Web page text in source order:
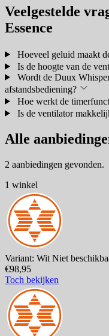
Veelgestelde
Essence
Hoeveel geluid maakt
Is de hoogte van de
Wordt de Duux
afstandsbediening?
Hoe werkt de
Is de ventilator
Alle
2 aanbiedingen gevonden.
1 winkel
Variant: Wit Niet
€98,95
Toch bekijken